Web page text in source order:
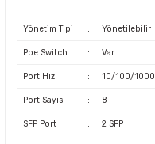
Yönetim Tipi : Yönetilebilir
Poe Switch : Var
Port Hızı : 10/100/1000
Port Sayısı : 8
SFP Port : 2 SFP